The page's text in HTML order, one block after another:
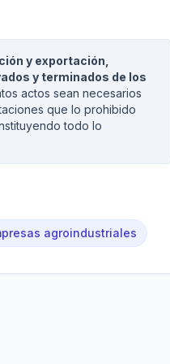
y exportación,
y terminados de los
actos sean necesarios
que lo prohibido
todo lo
agroindustriales